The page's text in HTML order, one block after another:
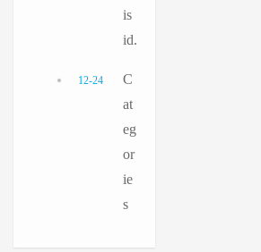
is
id.
C
at
eg
or
ie
s
12-24